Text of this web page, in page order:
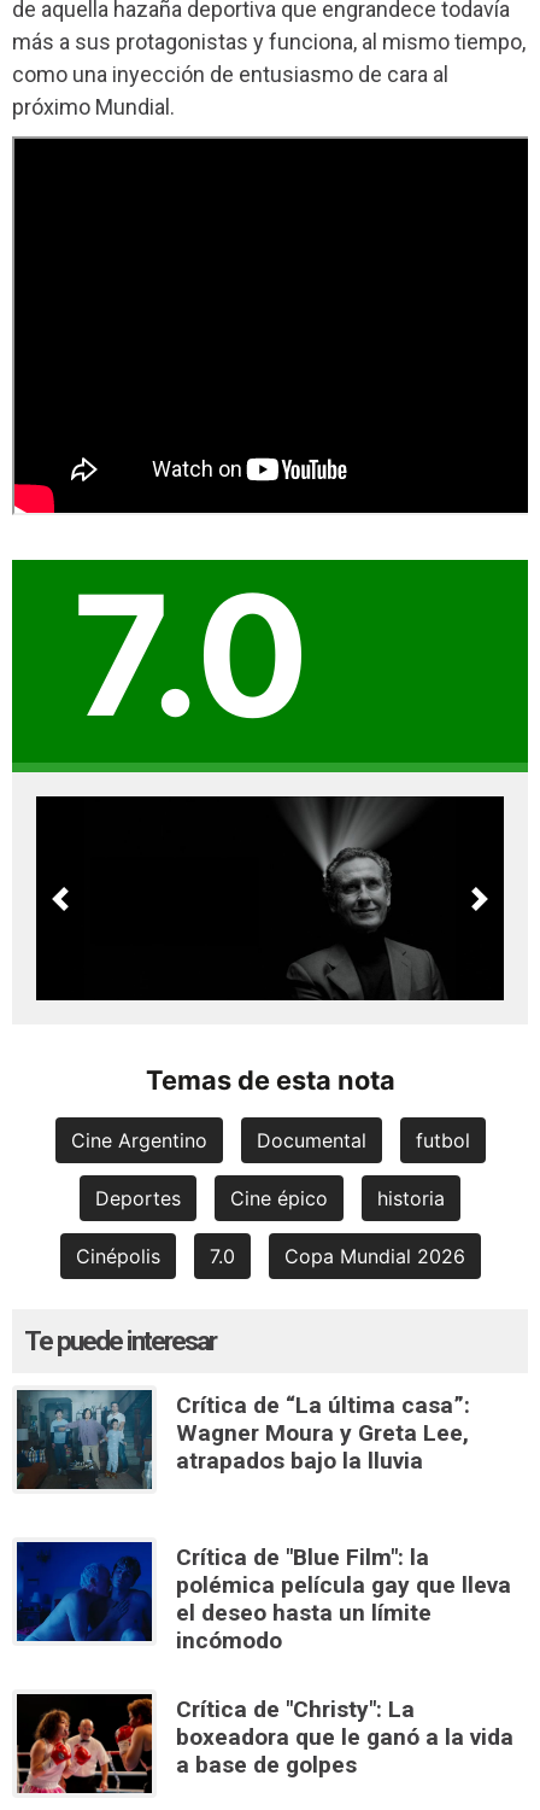
de aquella hazaña deportiva que engrandece todavía
más a sus protagonistas y funciona, al mismo tiempo,
como una inyección de entusiasmo de cara al
próximo Mundial.
7.0
Previous Next
Temas de esta nota
Cine Argentino Documental futbol
Deportes Cine épico historia
Cinépolis 7.0 Copa Mundial 2026
Te puede interesar
Crítica de “La última casa”:
Wagner Moura y Greta Lee,
atrapados bajo la lluvia
Crítica de "Blue Film": la
polémica película gay que lleva
el deseo hasta un límite
incómodo
Crítica de "Christy": La
boxeadora que le ganó a la vida
a base de golpes